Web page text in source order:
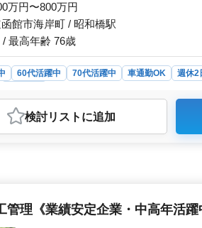
方、ぜひご応募ください！
万円〜800万円
館市海岸町 / 昭和橋駅
/ 最高年齢 76歳
60代活躍中 70代活躍中 車通勤OK 週休2
ポイント
活用の魅力＞ 50歳以上のベテランが多数
験を活かすだけでなくさらなるスキルア
利厚生も充実しており、長期的な安定
検討リスト に追加
管理《業績安定企業・中高年活躍